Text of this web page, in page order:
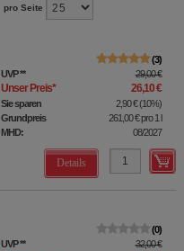
pro Seite
3
UVP** 29,00 €
Unser Preis* 26,10 €
Sie sparen 2,90 €(10%)
Grundpreis
261,00 €pro 1 l
MHD:
08/2027
Details
0
UVP** 32,00 €